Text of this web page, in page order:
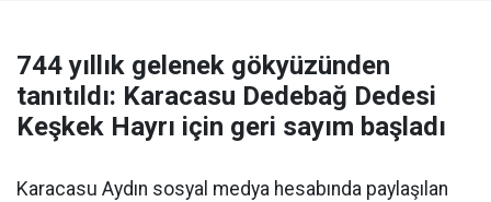
744 yıllık gelenek gökyüzünden
tanıtıldı: Karacasu Dedebağ Dedesi
Keşkek Hayrı için geri sayım başladı
Karacasu Aydın sosyal medya hesabında paylaşılan